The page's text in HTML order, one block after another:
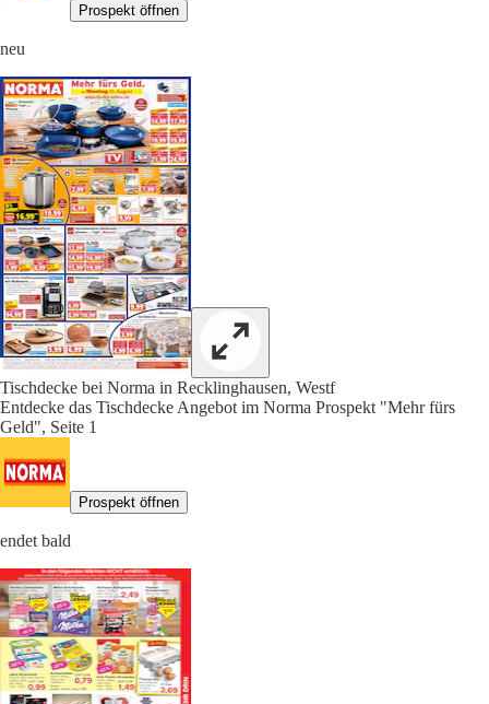
Prospekt öffnen
neu
Tischdecke bei Norma in Recklinghausen, Westf
Entdecke das Tischdecke Angebot im Norma Prospekt "Mehr fürs
Geld", Seite 1
Prospekt öffnen
endet bald